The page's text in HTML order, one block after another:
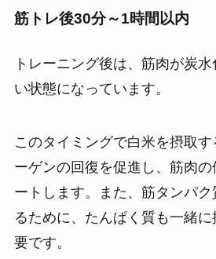
筋トレ後30分～1時間以内
トレーニング後は、筋肉が炭
い状態になっています。
このタイミングで白米を摂取
ーゲンの回復を促進し、筋肉
ートします。また、筋タンパ
るために、たんぱく質も一緒
要です。